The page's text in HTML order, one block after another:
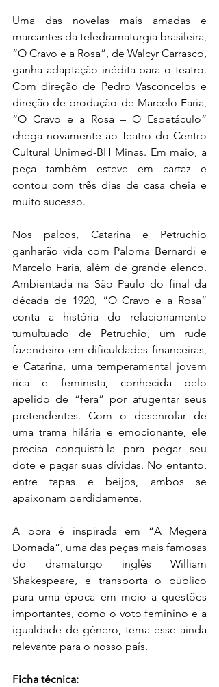
Uma das novelas mais amadas e
marcantes da teledramaturgia brasileira,
“O Cravo e a Rosa”, de Walcyr Carrasco,
ganha adaptação inédita para o teatro.
Com direção de Pedro Vasconcelos e
direção de produção de Marcelo Faria,
“O Cravo e a Rosa – O Espetáculo”
chega novamente ao Teatro do Centro
Cultural Unimed-BH Minas. Em maio, a
peça também esteve em cartaz e
contou com três dias de casa cheia e
muito sucesso.
Nos palcos, Catarina e Petruchio
ganharão vida com Paloma Bernardi e
Marcelo Faria, além de grande elenco.
Ambientada na São Paulo do final da
década de 1920, “O Cravo e a Rosa”
conta a história do relacionamento
tumultuado de Petruchio, um rude
fazendeiro em dificuldades financeiras,
e Catarina, uma temperamental jovem
rica e feminista, conhecida pelo
apelido de “fera” por afugentar seus
pretendentes. Com o desenrolar de
uma trama hilária e emocionante, ele
precisa conquistá-la para pegar seu
dote e pagar suas dívidas. No entanto,
entre tapas e beijos, ambos se
apaixonam perdidamente.
A obra é inspirada em “A Megera
Domada”, uma das peças mais famosas
do dramaturgo inglês William
Shakespeare, e transporta o público
para uma época em meio a questões
importantes, como o voto feminino e a
igualdade de gênero, tema esse ainda
relevante para o nosso país.
Ficha técnica: